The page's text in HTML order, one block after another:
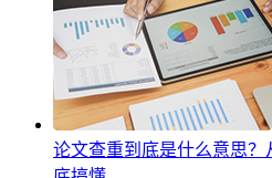
论文查重到底是什么意思